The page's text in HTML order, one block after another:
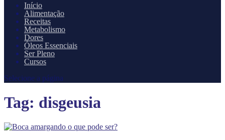
Início
Alimentação
Receitas
Metabolismo
Dores
Óleos Essenciais
Ser Pleno
Cursos
Selecione a página
Tag: disgeusia